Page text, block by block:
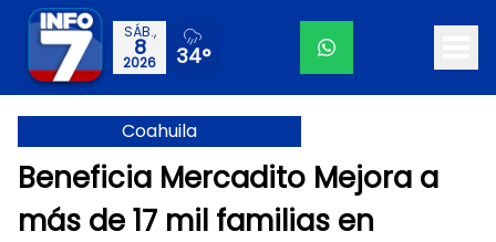
SÁB.,
8
2026 34°
Coahuila
Beneficia Mercadito Mejora a
más de 17 mil familias en